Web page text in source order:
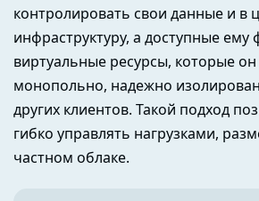
контролировать свои данные и в
инфраструктуру, а доступные ему
виртуальные ресурсы, которые он
монопольно, надежно
других клиентов. Такой подход
гибко управлять нагрузками,
частном облаке.